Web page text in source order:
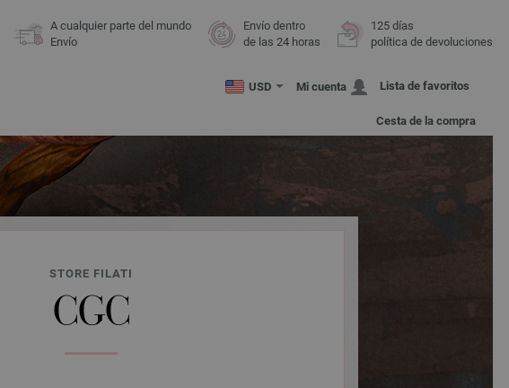
A cualquier parte del mundo
Envío
Envío dentro
de las 24 horas
125 días
política de devoluciones
USD Mi cuenta Lista de favoritos
Cesta de la compra
STORE FILATI
CGC